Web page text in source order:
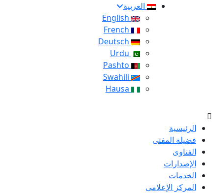
العربية
الرئيسية
فضيلة المفتى
الفتاوى
الإصدارات
الخدمات
المركز الإعلامى